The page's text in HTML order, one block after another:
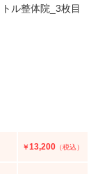
￥13,200 （税込）